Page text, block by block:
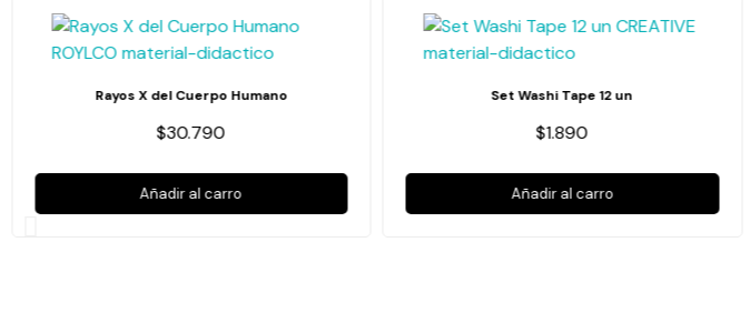
Rayos X del Cuerpo Humano
$30.790
Añadir al carro
Set Washi Tape 12 un
$1.890
Añadir al carro